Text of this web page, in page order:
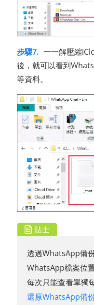
步驟7. 一一解壓縮
後，就可以看到
等資料。
貼士
透過WhatsApp備
WhatsApp檔案位
每次只能查看單獨
還原WhatsApp備